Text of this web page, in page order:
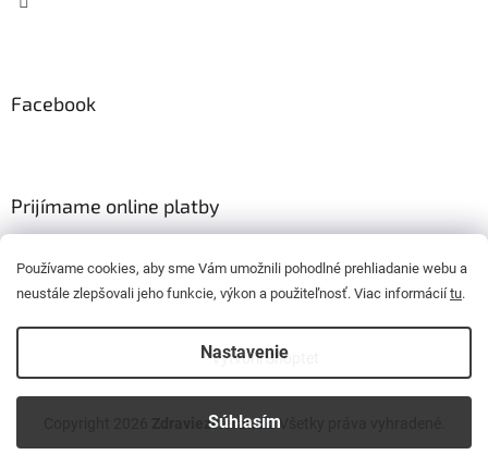
Používame cookies, aby sme Vám umožnili pohodlné prehliadanie webu a
neustále zlepšovali jeho funkcie, výkon a použiteľnosť. Viac informáciítu.
Nastavenie
Súhlasím
Facebook
Prijímame online platby
Vytvoril Shoptet
Zdraviezvierat.sk. Všetky práva vyhradené.